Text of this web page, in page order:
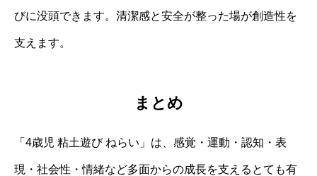
びに没頭できます。清潔感と安全が整った場が創造性を
支えます。
まとめ
「4歳児 粘土遊び ねらい」は、感覚・運動・認知・表
現・社会性・情緒など多面からの成長を支えるとても有